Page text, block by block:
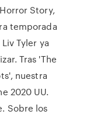
Story,
temporada
Tyler ya
Tras 'The
nuestra
2020 UU.
Sobre los